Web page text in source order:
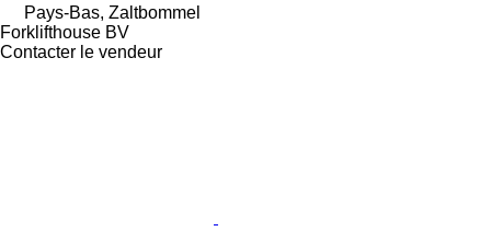
Pays-Bas, Zaltbommel
Forklifthouse BV
Contacter le vendeur